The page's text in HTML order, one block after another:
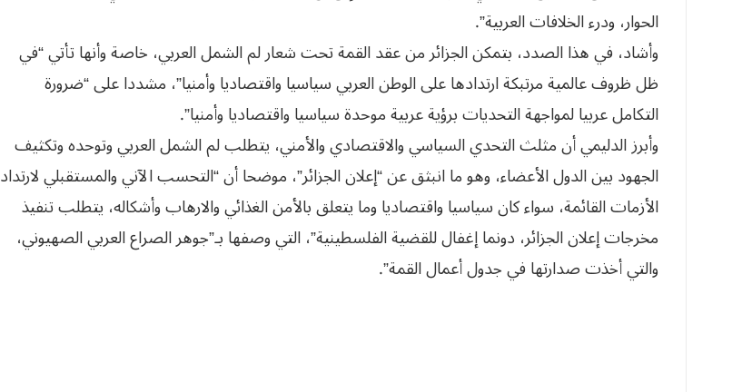
الحوار، ودرء الخلافات العربية”.
وأشاد، في هذا الصدد، بتمكن الجزائر من عقد القمة تحت شعار لم الشمل العربي، خاصة وأنها تأتي “في
ظل ظروف عالمية مرتبكة ارتدادها على الوطن العربي سياسيا واقتصاديا وأمنيا”، مشددا على “ضرورة
التكامل عربيا لمواجهة التحديات برؤية عربية موحدة سياسيا واقتصاديا وأمنيا”.
وأبرز الدليمي أن مثلث التحدي السياسي والاقتصادي والأمني، يتطلب لم الشمل العربي وتوحده وتكثيف
الجهود بين الدول الأعضاء، وهو ما انبثق عن “إعلان الجزائر”، موضحا أن “التحسب الآني والمستقبلي لارتداد
الأزمات القائمة، سواء كان سياسيا واقتصاديا وما يتعلق بالأمن الغذائي والارهاب وأشكاله، يتطلب تنفيذ
مخرجات إعلان الجزائر، دونما إغفال للقضية الفلسطينية”، التي وصفها بـ”جوهر الصراع العربي الصهيوني،
والتي أخذت صدارتها في جدول أعمال القمة”.